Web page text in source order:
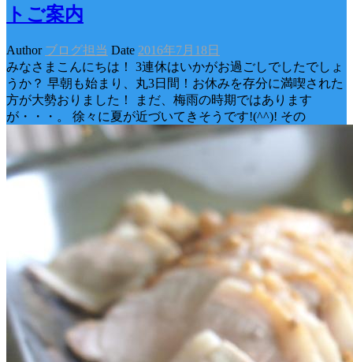
トご案内
Author ブログ担当 Date 2016年7月18日
みなさまこんにちは！ 3連休はいかがお過ごしでしたでしょ
うか？ 早朝も始まり、丸3日間！お休みを存分に満喫された
方が大勢おりました！ まだ、梅雨の時期ではあります
が・・・。 徐々に夏が近づいてきそうです!(^^)! その